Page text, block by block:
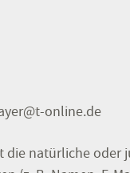
online.de
natürliche oder